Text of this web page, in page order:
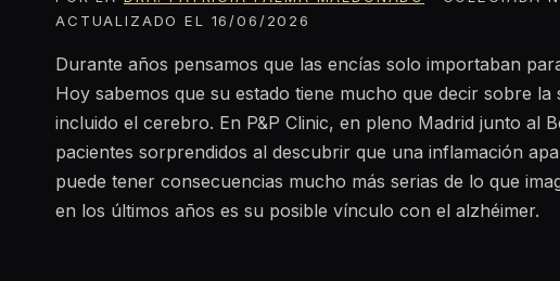
ACTUALIZADO EL 16/06/2026
Durante años pensamos que las encías solo importaban
Hoy sabemos que su estado tiene mucho que decir sobre la
incluido el cerebro. En P&P Clinic, en pleno Madrid junto al
pacientes sorprendidos al descubrir que una inflamación
puede tener consecuencias mucho más serias de lo que
en los últimos años es su posible vínculo con el alzhéimer.